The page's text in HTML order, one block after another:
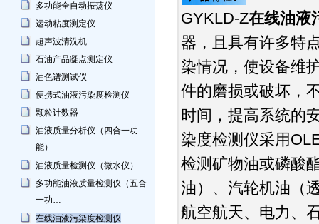
多功能全自动振荡仪
运动粘度测定仪
超声波清洗机
石油产品凝点测定仪
油色谱测试仪
便携式油液污染度检测仪
颗粒计数器
油液质量分析仪（四合一功
能）
油液质量检测仪（微水仪）
多功能油液质量检测仪（五合
一功…
在线油液污染度检测仪
GYKLD-Z在线油液
器，且具有许多特
染情况，使设备维
件的磨损或破坏，
时间，提高系统的
染度检测仪采用
检测矿物油或磷酸
油）、汽轮机油（
航空航天、电力、